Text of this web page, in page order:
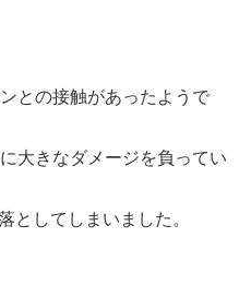
との接触があったようで
大きなダメージを負ってい
としてしまいました。